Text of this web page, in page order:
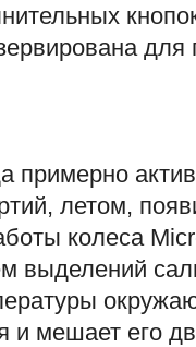
примерно
летом,
колеса
выделений
и мешает его